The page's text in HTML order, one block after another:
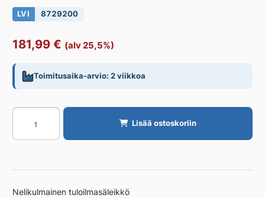
LVI 8729200
181,99 € (alv 25,5%)
Toimitusaika-arvio: 2 viikkoa
Tuloilmasäleikkö
SWEGON
GTHc
määrä
Lisää ostoskoriin
Nelikulmainen tuloilmasäleikkö